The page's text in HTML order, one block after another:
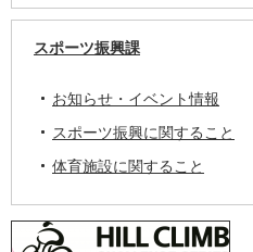
スポーツ振興課
お知らせ・イベント情報
スポーツ振興に関すること
体育施設に関すること